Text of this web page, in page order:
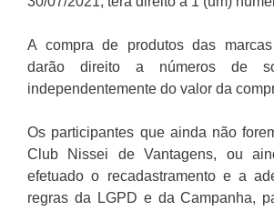
A compra de produtos das marcas
darão direito a números de
independentemente do valor da
Os participantes que ainda não
Club Nissei de Vantagens, ou
efetuado o recadastramento e a
regras da LGPD e da Campanha,